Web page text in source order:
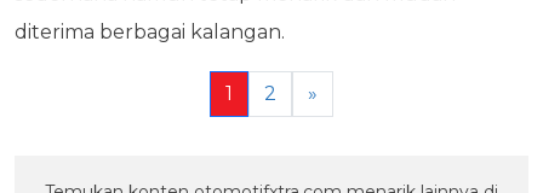
diterima berbagai kalangan.
1 2 »